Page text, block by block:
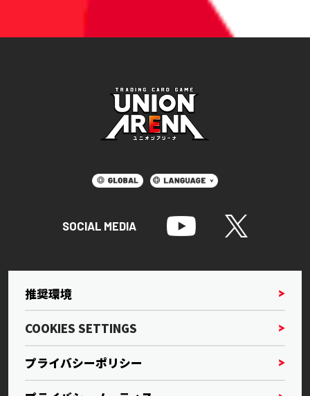
SOCIAL MEDIA
推奨環境
COOKIES SETTINGS
プライバシーポリシー